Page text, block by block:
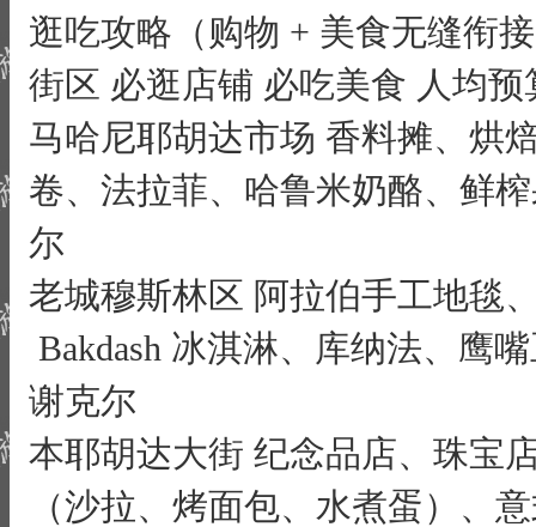
逛吃攻略（购物 + 美食无缝衔
街区 必逛店铺 必吃美食 人均预
马哈尼耶胡达市场 香料摊、烘
卷、法拉菲、哈鲁米奶酪、鲜
尔
老城穆斯林区 阿拉伯手工地毯
Bakdash 冰淇淋、库纳法、鹰
谢克尔
本耶胡达大街 纪念品店、珠宝
（沙拉、烤面包、水煮蛋）、